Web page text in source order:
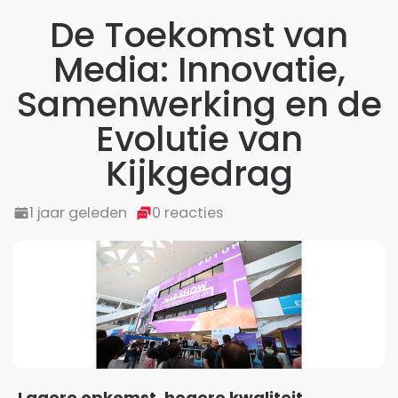
De Toekomst van
Media: Innovatie,
Samenwerking en de
Evolutie van
Kijkgedrag
1 jaar geleden 0 reacties